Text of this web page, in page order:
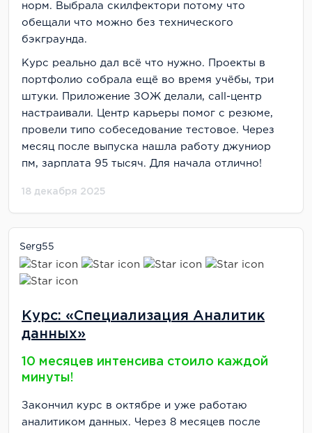
норм. Выбрала скилфектори потому что
обещали что можно без технического
бэкграунда.
Курс реально дал всё что нужно. Проекты в
портфолио собрала ещё во время учёбы, три
штуки. Приложение ЗОЖ делали, call-центр
настраивали. Центр карьеры помог с резюме,
провели типо собеседование тестовое. Через
месяц после выпуска нашла работу джуниор
пм, зарплата 95 тысяч. Для начала отлично!
18 декабря 2025
Serg55
Курс: «Специализация Аналитик
данных»
10 месяцев интенсива стоило каждой
минуты!
Закончил курс в октябре и уже работаю
аналитиком данных. Через 8 месяцев после